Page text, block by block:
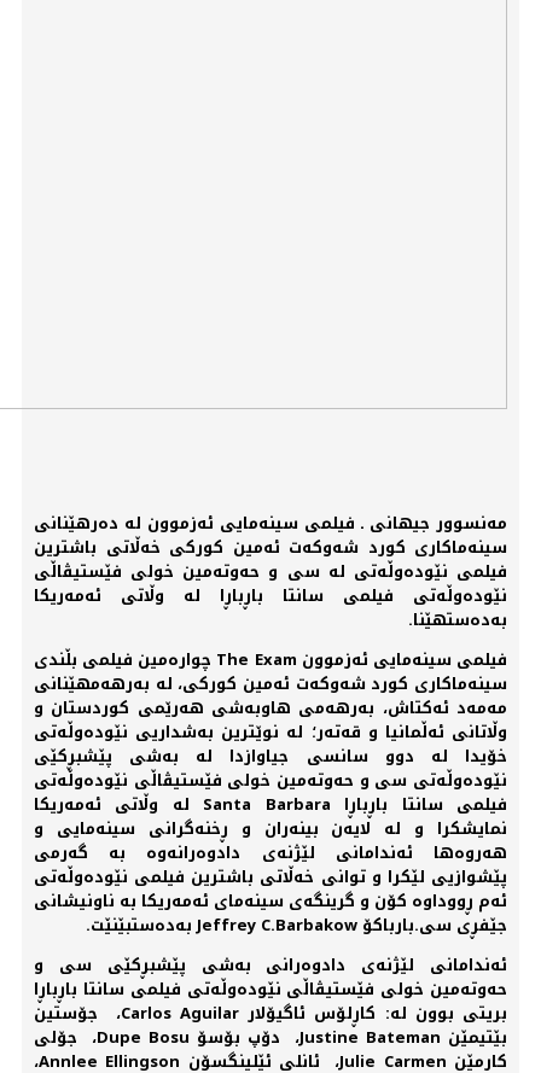
مەنسوور جیهانی ـ فیلمی سینەمایی ئەزموون لە دەرهێنانی
سینەماکاری کورد شەوکەت ئەمین کورکی خەڵاتی باشترین
فیلمی نێودەوڵەتی لە سی و حەوتەمین خولی فێستیڤاڵی
نێودەوڵەتی فیلمی سانتا باڕباڕا لە وڵاتی ئەمەریکا
بەدەستهێنا.
فیلمی سینەمایی ئەزموون The Exam چوارەمین فیلمی بڵندی
سینەماکاری کورد شەوکەت ئەمین کورکی، لە بەرهەمهێنانی
مەمەد ئەکتاش، بەرهەمی هاوبەشی هەرێمی کوردستان و
وڵاتانی ئەڵمانیا و قەتەر؛ لە نوێترین بەشداریی نێودەوڵەتی
خۆیدا لە دوو سانسی جیاوازدا لە بەشی پێشبڕکێی
نێودەوڵەتی سی و حەوتەمین خولی فێستیڤاڵی نێودەوڵەتی
فیلمی سانتا باڕباڕا Santa Barbara لە وڵاتی ئەمەریکا
نمایشکرا و لە لایەن بینەران و ڕخنەگرانی سینەمایی و
هەروەها ئەندامانی لێژنەی دادوەرانەوە بە گەرمی
پێشوازیی لێکرا و توانی خەڵاتی باشترین فیلمی نێودەوڵەتی
ئەم ڕووداوە کۆن و گرینگەی سینەمای ئەمەریکا بە ناونیشانی
جێفڕی سی.بارباکۆ Jeffrey C.Barbakow بەدەستبێنێت.
ئەندامانی لێژنەی دادوەرانی بەشی پێشبڕکێی سی و
حەوتەمین خولی فێستیڤاڵی نێودەوڵەتی فیلمی سانتا باڕباڕا
بریتی بوون لە: کاڕلۆس ئاگیۆلار Carlos Aguilar، جۆستین
بێتیمێن Justine Bateman، دۆپ بۆسۆ Dupe Bosu، جۆلی
کارمێن Julie Carmen، ئانلی ئێلینگسۆن Annlee Ellingson،